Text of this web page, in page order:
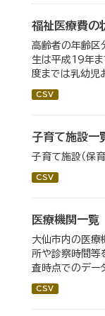
福祉医療費の
高齢者の年齢区
生は平成19年ま
度までは乳幼児
CSV
子育て施設一
子育て施設（保育
CSV
医療機関一覧
大仙市内の医療
所や診察時間等
査時点でのデー
CSV